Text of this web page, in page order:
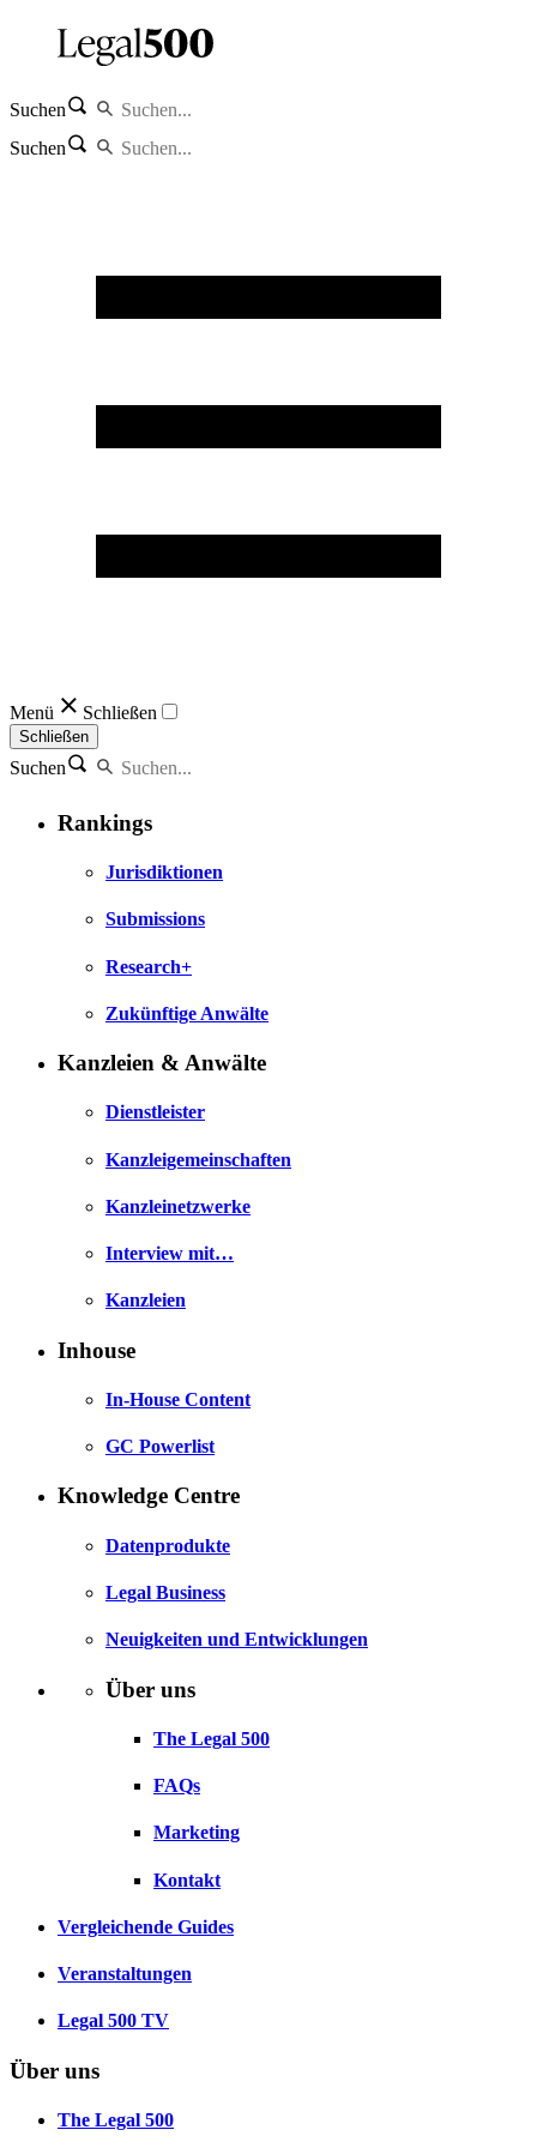
Suchen
Suchen
Menü Schließen
Schließen
Suchen
Rankings
Jurisdiktionen
Submissions
Research+
Zukünftige Anwälte
Kanzleien & Anwälte
Dienstleister
Kanzleigemeinschaften
Kanzleinetzwerke
Interview mit…
Kanzleien
Inhouse
In-House Content
GC Powerlist
Knowledge Centre
Datenprodukte
Legal Business
Neuigkeiten und Entwicklungen
Über uns
The Legal 500
FAQs
Marketing
Kontakt
Vergleichende Guides
Veranstaltungen
Legal 500 TV
Über uns
The Legal 500